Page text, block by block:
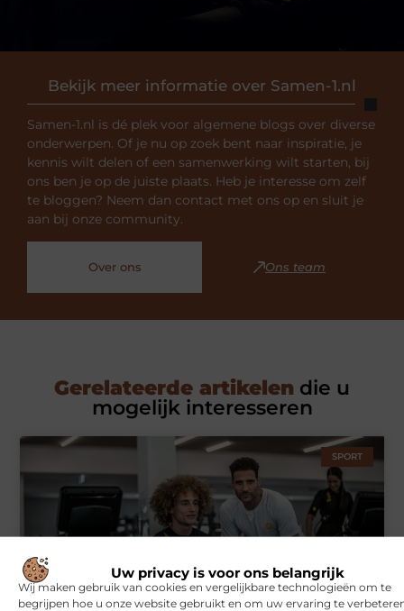
Uw privacy is voor ons belangrijk
Wij maken gebruik van cookies en vergelijkbare technologieën om te
begrijpen hoe u onze website gebruikt en om uw ervaring te
Bekijk meer informatie over Samen-1.nl
Samen-1.nl is dé plek voor algemene blogs over diverse
onderwerpen. Of je nu op zoek bent naar inspiratie, je
kennis wilt delen of een samenwerking wilt starten, bij
ons ben je op de juiste plaats. Heb je interesse om zelf
te bloggen? Neem dan contact met ons op en sluit je
aan bij onze community.
Over ons Ons team
Gerelateerde artikelen die u
mogelijk interesseren
SPORT